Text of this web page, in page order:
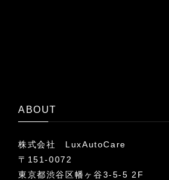
ABOUT
株式会社 LuxAutoCare
〒151-0072
東京都渋谷区幡ヶ谷3-5-5 2F